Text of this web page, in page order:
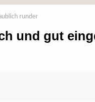
runder
und gut